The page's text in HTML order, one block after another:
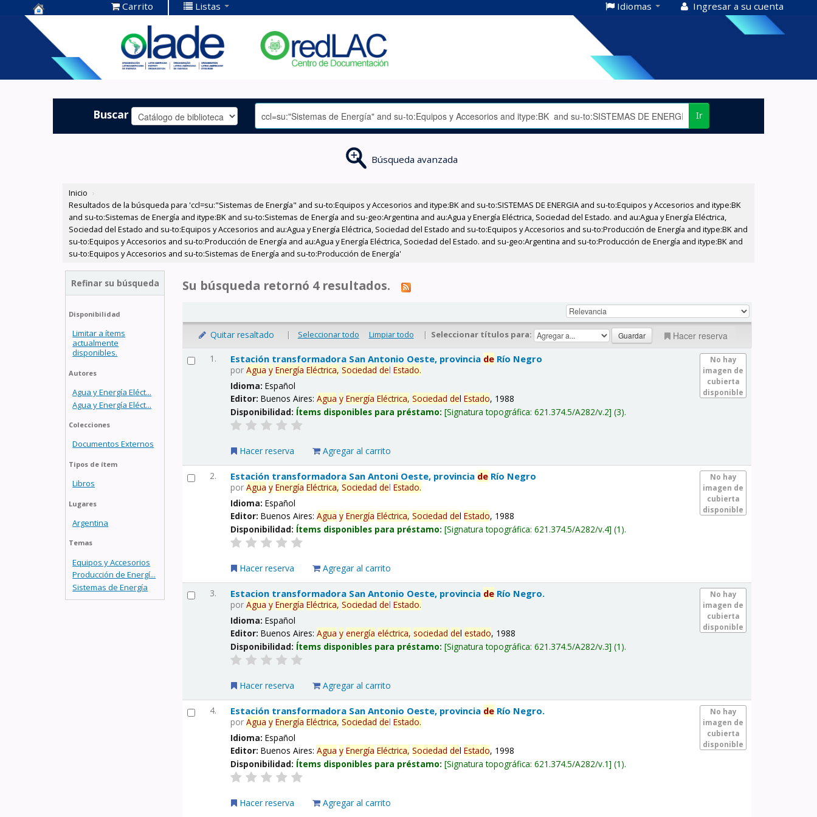
Centro de
Documentación
OLADE -
Carrito Listas Idiomas Ingresar a su cuenta
Buscar Ir
Búsqueda avanzada
Inicio ›
Resultados de la búsqueda para 'ccl=su:"Sistemas de Energía" and su-to:Equipos y Accesorios and itype:BK and su-to:SISTEMAS DE ENERGIA and su-to:Equipos y Accesorios and itype:BK
and su-to:Sistemas de Energía and itype:BK and su-to:Sistemas de Energía and su-geo:Argentina and au:Agua y Energía Eléctrica, Sociedad del Estado. and au:Agua y Energía Eléctrica,
Sociedad del Estado and su-to:Equipos y Accesorios and au:Agua y Energía Eléctrica, Sociedad del Estado and su-to:Equipos y Accesorios and su-to:Producción de Energía and itype:BK and
su-to:Equipos y Accesorios and su-to:Producción de Energía and au:Agua y Energía Eléctrica, Sociedad del Estado. and su-geo:Argentina and su-to:Producción de Energía and itype:BK and
su-to:Equipos y Accesorios and su-to:Sistemas de Energía and su-to:Producción de Energía'
Refinar su búsqueda
Disponibilidad
Limitar a ítems
actualmente
disponibles.
Autores
Agua y Energía Eléct...
Agua y Energía Eléct...
Colecciones
Documentos Externos
Tipos de ítem
Libros
Lugares
Argentina
Temas
Equipos y Accesorios
Producción de Energí...
Sistemas de Energía
Su búsqueda retornó 4 resultados.
Quitar resaltado | Seleccionar todo Limpiar todo | Seleccionar títulos para: Hacer reserva
1.
No hay
imagen de
cubierta
disponible
Estación transformadora San Antonio Oeste, provincia de Río Negro
porAgua y Energía Eléctrica, Sociedad delEstado.
Idioma:Español
Editor:Buenos Aires:Agua y Energía Eléctrica, Sociedad delEstado, 1988
Disponibilidad: Ítems disponibles para préstamo: Signatura topográfica:621.374.5/A282/v.2 (3).
Hacer reserva Agregar al carrito
2.
No hay
imagen de
cubierta
disponible
Estación transformadora San Antoni Oeste, provincia de Río Negro
porAgua y Energía Eléctrica, Sociedad delEstado.
Idioma:Español
Editor:Buenos Aires:Agua y Energía Eléctrica, Sociedad delEstado, 1988
Disponibilidad: Ítems disponibles para préstamo: Signatura topográfica:621.374.5/A282/v.4 (1).
Hacer reserva Agregar al carrito
3.
No hay
imagen de
cubierta
disponible
Estacion transformadora San Antonio Oeste, provincia de Río Negro.
porAgua y Energía Eléctrica, Sociedad delEstado.
Idioma:Español
Editor:Buenos Aires:Agua y energía eléctrica, sociedad delestado, 1988
Disponibilidad: Ítems disponibles para préstamo: Signatura topográfica:621.374.5/A282/v.3 (1).
Hacer reserva Agregar al carrito
4.
No hay
imagen de
cubierta
disponible
Estación transformadora San Antonio Oeste, provincia de Río Negro.
porAgua y Energía Eléctrica, Sociedad delEstado.
Idioma:Español
Editor:Buenos Aires:Agua y Energía Eléctrica, Sociedad delEstado, 1998
Disponibilidad: Ítems disponibles para préstamo: Signatura topográfica:621.374.5/A282/v.1 (1).
Hacer reserva Agregar al carrito